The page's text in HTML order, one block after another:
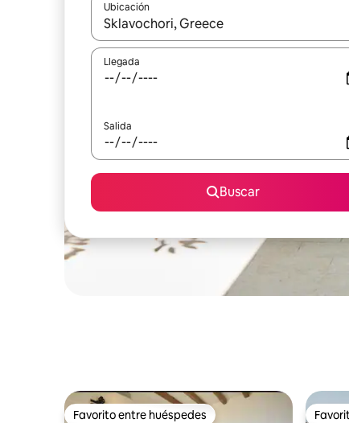
Ubicación
Cuando los resultados estén disponibles,
Llegada
Salida
Buscar
Favorito entre huéspedes